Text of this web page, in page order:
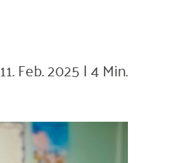
11. Feb. 2025 |4 Min.